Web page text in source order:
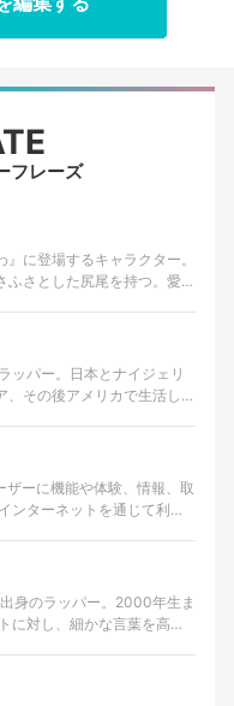
フレーズ
に登場するキャラクター。
さとした尻尾を持つ。愛ら
ッパー。日本とナイジェリ
その後アメリカで生活した
ーに機能や体験、情報、取
身のラッパー。2000年生ま